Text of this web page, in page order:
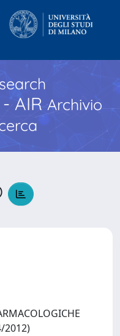
- AIR Archivio
2012)